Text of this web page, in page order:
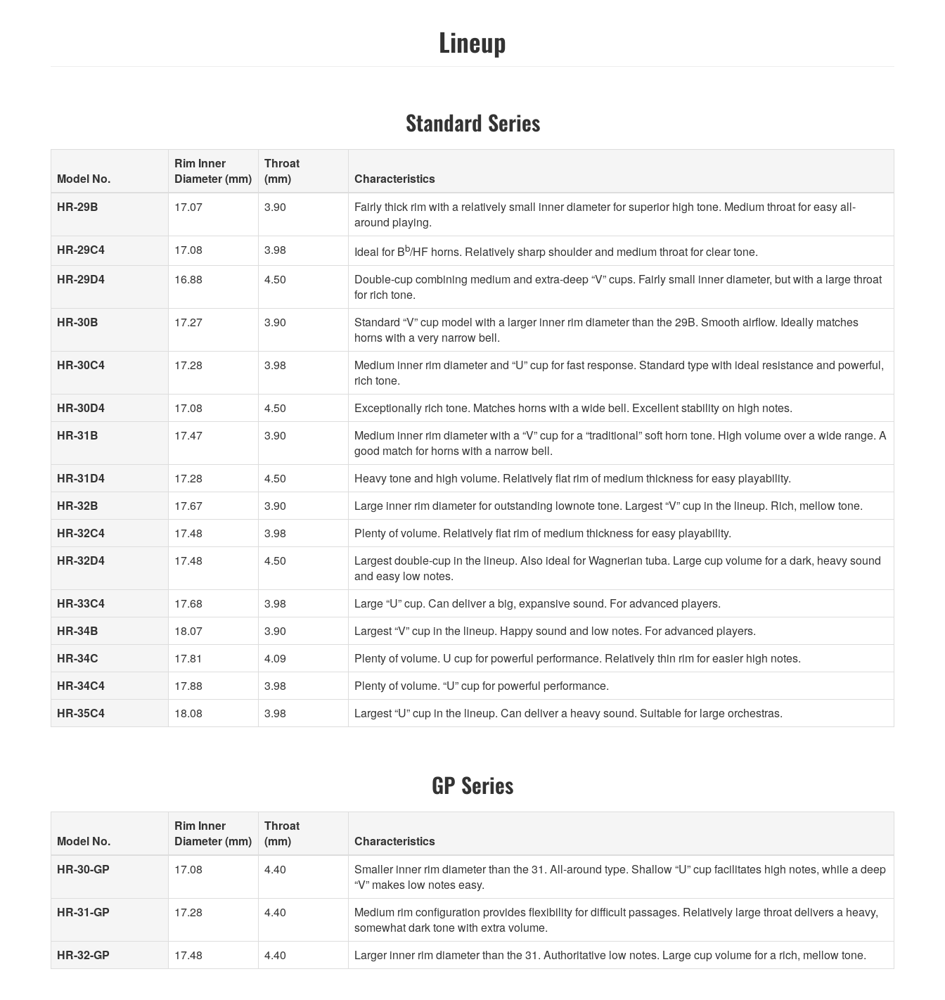
Lineup
Standard Series
Model No.
Rim Inner
Diameter (mm)
Throat
(mm)
Characteristics
HR-29B
17.07 3.90
Fairly thick rim with a relatively small inner diameter for superior high tone. Medium throat for easy all-
around playing.
HR-29C4
17.08 3.98 Ideal for Bb/HF horns. Relatively sharp shoulder and medium throat for clear tone.
HR-29D4
16.88 4.50
Double-cup combining medium and extra-deep “V” cups. Fairly small inner diameter, but with a large throat
for rich tone.
HR-30B
17.27 3.90
Standard “V” cup model with a larger inner rim diameter than the 29B. Smooth airflow. Ideally matches
horns with a very narrow bell.
HR-30C4
17.28 3.98
Medium inner rim diameter and “U” cup for fast response. Standard type with ideal resistance and powerful,
rich tone.
HR-30D4
17.08 4.50
Exceptionally rich tone. Matches horns with a wide bell. Excellent stability on high notes.
HR-31B
17.47 3.90
Medium inner rim diameter with a “V” cup for a “traditional” soft horn tone. High volume over a wide range. A
good match for horns with a narrow bell.
HR-31D4
17.28 4.50
Heavy tone and high volume. Relatively flat rim of medium thickness for easy playability.
HR-32B
17.67 3.90
Large inner rim diameter for outstanding lownote tone. Largest “V” cup in the lineup. Rich, mellow tone.
HR-32C4
17.48 3.98
Plenty of volume. Relatively flat rim of medium thickness for easy playability.
HR-32D4
17.48 4.50
Largest double-cup in the lineup. Also ideal for Wagnerian tuba. Large cup volume for a dark, heavy sound
and easy low notes.
HR-33C4
17.68 3.98
Large “U” cup. Can deliver a big, expansive sound. For advanced players.
HR-34B
18.07 3.90
Largest “V” cup in the lineup. Happy sound and low notes. For advanced players.
HR-34C
17.81 4.09
Plenty of volume. U cup for powerful performance. Relatively thin rim for easier high notes.
HR-34C4
17.88 3.98
Plenty of volume. “U” cup for powerful performance.
HR-35C4
18.08 3.98 Largest “U” cup in the lineup. Can deliver a heavy sound. Suitable for large orchestras.
GP Series
Model No.
Rim Inner
Diameter (mm)
Throat
(mm)
Characteristics
HR-30-GP
17.08 4.40
Smaller inner rim diameter than the 31. All-around type. Shallow “U” cup facilitates high notes, while a deep
“V” makes low notes easy.
HR-31-GP
17.28 4.40
Medium rim configuration provides flexibility for difficult passages. Relatively large throat delivers a heavy,
somewhat dark tone with extra volume.
HR-32-GP
17.48 4.40 Larger inner rim diameter than the 31. Authoritative low notes. Large cup volume for a rich, mellow tone.